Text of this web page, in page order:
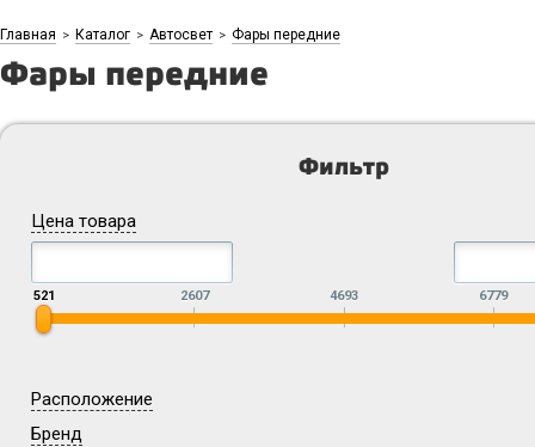
Главная > Каталог > Автосвет > Фары передние
Фары передние
Фильтр
Цена товара
521 2607 4693 6779
Расположение
Бренд